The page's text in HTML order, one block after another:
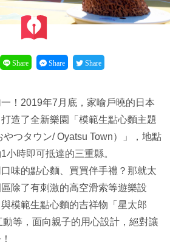
Share Share Share
！2019年7月底，家喻戶曉的日本
造了全新樂園「模範生點心麵主題
つタウン/ Oyatsu Town）」，地點
小時即可抵達的三重縣。
味的點心麵、買買伴手禮？那就太
除了有刺激的高空滑索等遊樂設
模範生點心麵的吉祥物「星太郎
動等，面向親子的用心設計，絕對讓